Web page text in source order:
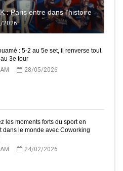
: Paris entre dans l’histoire
2026
: 5-2 au 5e set, il renverse tout
3e tour
28/05/2026
les moments forts du sport en
dans le monde avec Coworking
24/02/2026